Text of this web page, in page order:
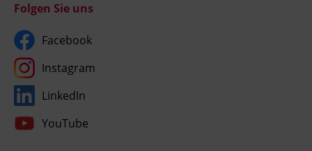
Folgen Sie uns
Facebook
Instagram
LinkedIn
YouTube